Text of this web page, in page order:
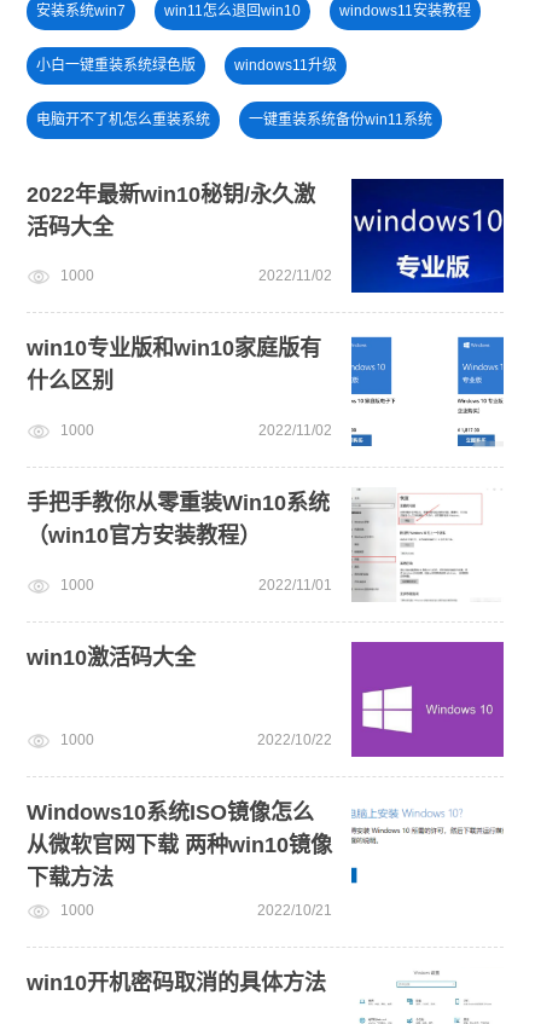
安装系统win7 win11怎么退回win10 windows11安装教程
小白一键重装系统绿色版 windows11升级
电脑开不了机怎么重装系统 一键重装系统备份win11系统
win7系统安装教程 U盘PE启动盘制作
U盘重装系统 笔记本蓝屏怎么重装系统
2022年最新win10秘钥/永久激
活码大全
1000 2022/11/02
win10专业版和win10家庭版有
什么区别
1000 2022/11/02
手把手教你从零重装Win10系统
（win10官方安装教程）
1000 2022/11/01
win10激活码大全
1000 2022/10/22
Windows10系统ISO镜像怎么
从微软官网下载 两种win10镜像
下载方法
1000 2022/10/21
win10开机密码取消的具体方法